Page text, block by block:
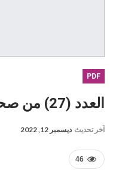
PDF
العدد (27) من صحيفة “Buyerpress”
آخر تحديث ديسمبر 12, 2022
46